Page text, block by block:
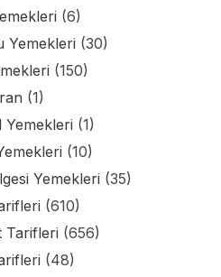
(6)
Yemekleri (30)
(150)
(1)
Yemekleri (1)
(10)
Yemekleri (35)
(610)
Tarifleri (656)
(48)